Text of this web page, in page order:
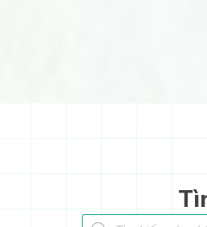
Tìm kiếm sản phẩm